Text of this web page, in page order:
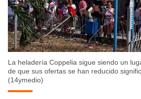
La heladería Coppelia sigue siendo un
de que sus ofertas se han reducido
(14ymedio)